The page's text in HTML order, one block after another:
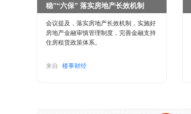
稳”“六保” 落实房地产长效机制
会议提及，落实房地产长效机制，实施好
房地产金融审慎管理制度，完善金融支持
住房租赁政策体系。
来自 楼事财经